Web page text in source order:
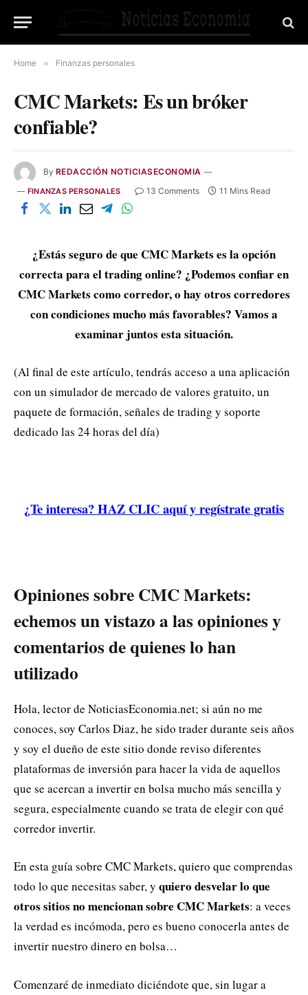
Home » Finanzas personales
CMC Markets: Es un bróker
confiable?
By REDACCIÓN NOTICIASECONOMIA
FINANZAS PERSONALES 13 Comments 11 Mins Read
¿Estás seguro de que CMC Markets es la opción
correcta para el trading online? ¿Podemos confiar en
CMC Markets como corredor, o hay otros corredores
con condiciones mucho más favorables? Vamos a
examinar juntos esta situación.
(Al final de este artículo, tendrás acceso a una aplicación
con un simulador de mercado de valores gratuito, un
paquete de formación, señales de trading y soporte
dedicado las 24 horas del día)
¿Te interesa? HAZ CLIC aquí y regístrate gratis
Opiniones sobre CMC Markets:
echemos un vistazo a las opiniones y
comentarios de quienes lo han
utilizado
Hola, lector de NoticiasEconomia.net; si aún no me
conoces, soy Carlos Diaz, he sido trader durante seis años
y soy el dueño de este sitio donde reviso diferentes
plataformas de inversión para hacer la vida de aquellos
que se acercan a invertir en bolsa mucho más sencilla y
segura, especialmente cuando se trata de elegir con qué
corredor invertir.
En esta guía sobre CMC Markets, quiero que comprendas
todo lo que necesitas saber, y quiero desvelar lo que
otros sitios no mencionan sobre CMC Markets: a veces
la verdad es incómoda, pero es bueno conocerla antes de
invertir nuestro dinero en bolsa…
Comenzaré de inmediato diciéndote que, sin lugar a